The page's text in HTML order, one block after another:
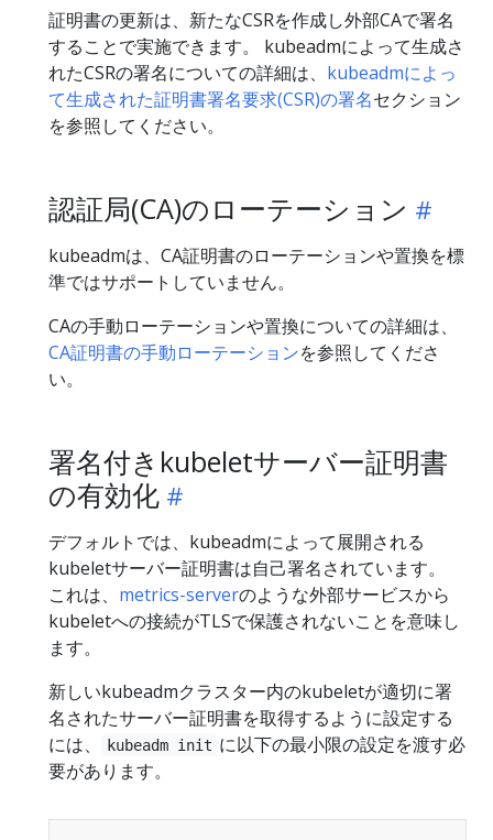
証明書の更新は、新たなCSRを作成し外部CAで署名
することで実施できます。 kubeadmによって生成さ
れたCSRの署名についての詳細は、 kubeadmによっ
て生成された証明書署名要求(CSR)の署名セクション
を参照してください。
認証局(CA)のローテーション
kubeadmは、CA証明書のローテーションや置換を標
準ではサポートしていません。
CAの手動ローテーションや置換についての詳細は、
CA証明書の手動ローテーションを参照してくださ
い。
署名付きkubeletサーバー証明書
の有効化
デフォルトでは、kubeadmによって展開される
kubeletサーバー証明書は自己署名されています。
これは、 metrics-serverのような外部サービスから
kubeletへの接続がTLSで保護されないことを意味し
ます。
新しいkubeadmクラスター内のkubeletが適切に署
名されたサーバー証明書を取得するように設定する
には、
kubeadm init に以下の最小限の設定を渡す必
要があります。